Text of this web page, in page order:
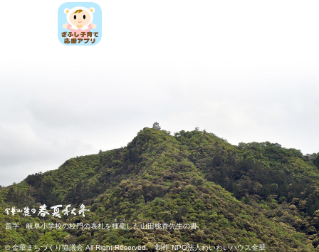
題字 岐阜小学校の校門の表札を揮
き
毫
ごう
した山田桃香先生の書
© 金華まちづくり協議会 All Right Reserved. 制作 NPO法人わいわいハウス金華